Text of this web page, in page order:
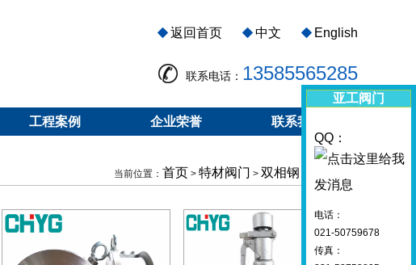
返回首页 中文 English
联系电话： 13585565285
工程案例 企业荣誉 联系我们
当前位置： 首页 > 特材阀门 > 双相钢 904L阀门
亚工阀门
QQ：
电话：
021-50759678
传真：